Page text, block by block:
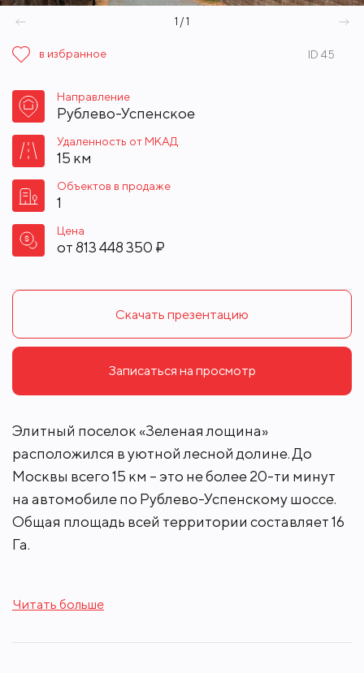
1 / 1
в избранное ID 45
Направление
Рублево-Успенское
Удаленность от МКАД
15 км
Объектов в продаже
1
Цена
от813 448 350 ₽
Скачать презентацию
Записаться на просмотр
Элитный поселок «Зеленая лощина»
расположился в уютной лесной долине. До
Москвы всего 15 км – это не более 20-ти минут
на автомобиле по Рублево-Успенскому шоссе.
Общая площадь всей территории составляет 16
Га.
до 200 соток. В поселке расположено 25
Читать больше